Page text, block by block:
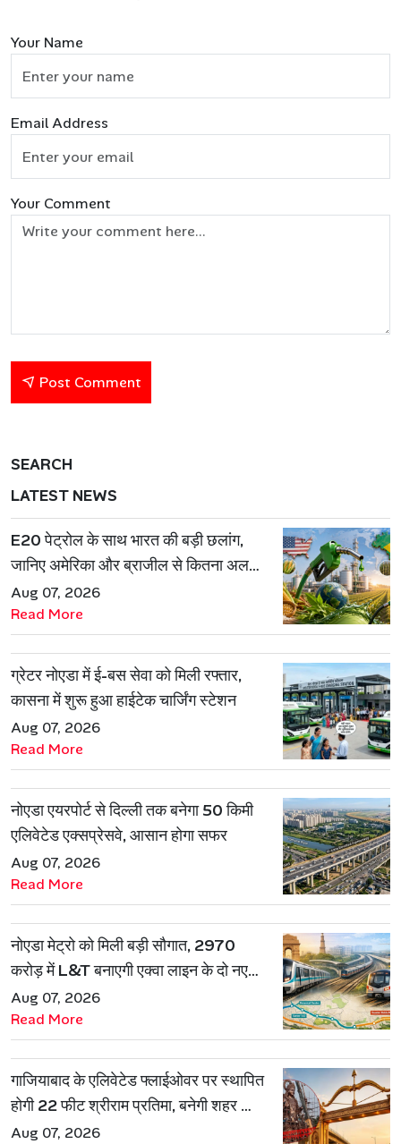
Your Name
Email Address
Your Comment
Post Comment
SEARCH
LATEST NEWS
E20 पेट्रोल के साथ भारत की बड़ी छलांग,
जानिए अमेरिका और ब्राजील से कितना अलग
है एथेनॉल मॉडल
Aug 07, 2026
Read More
ग्रेटर नोएडा में ई-बस सेवा को मिली रफ्तार,
कासना में शुरू हुआ हाईटेक चार्जिंग स्टेशन
Aug 07, 2026
Read More
नोएडा एयरपोर्ट से दिल्ली तक बनेगा 50 किमी
एलिवेटेड एक्सप्रेसवे, आसान होगा सफर
Aug 07, 2026
Read More
नोएडा मेट्रो को मिली बड़ी सौगात, 2970
करोड़ में L&T बनाएगी एक्वा लाइन के दो नए
रूट
Aug 07, 2026
Read More
गाजियाबाद के एलिवेटेड फ्लाईओवर पर स्थापित
होगी 22 फीट श्रीराम प्रतिमा, बनेगी शहर की
नई पहचान
Aug 07, 2026